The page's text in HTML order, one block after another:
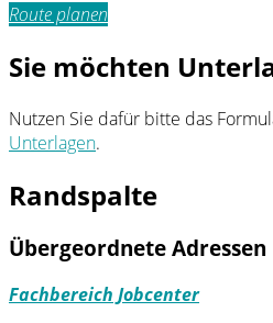
Route planen
Sie möchten
Nutzen Sie dafür bitte das
Unterlagen.
Randspalte
Übergeordnete Adressen
Fachbereich Jobcenter